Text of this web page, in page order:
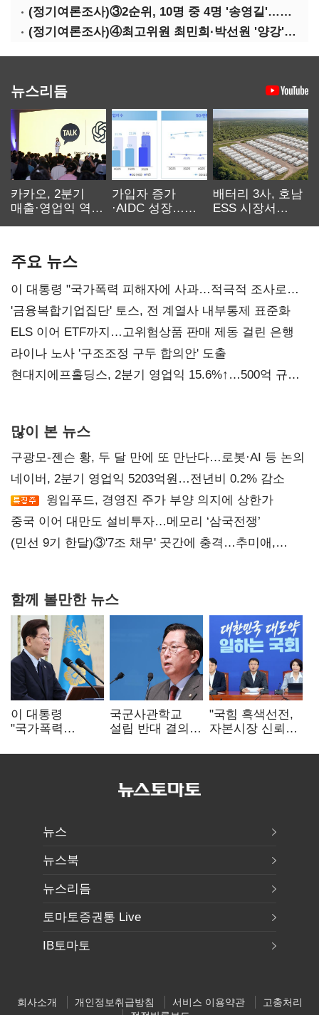
(정기여론조사)③2순위, 10명 중 4명 '송영길'…정청래 '한 자릿수'
(정기여론조사)④최고위원 최민희·박선원 '양강'…서미화·이성윤·임미애 뒤이어
뉴스리듬
카카오, 2분기
매출·영업익 역대
가입자 증가
·AIDC 성장…
배터리 3사, 호남
ESS 시장서
주요 뉴스
이 대통령 "국가폭력 피해자에 사과…적극적 조사로
진실 밝혀야"
'금융복합기업집단' 토스, 전 계열사 내부통제 표준화
ELS 이어 ETF까지…고위험상품 판매 제동 걸린 은행
라이나 노사 '구조조정 구두 합의안' 도출
현대지에프홀딩스, 2분기 영업익 15.6%↑…500억 규모
많이 본 뉴스
구광모-젠슨 황, 두 달 만에 또 만난다…로봇·AI 등 논의
네이버, 2분기 영업익 5203억원…전년비 0.2% 감소
윙입푸드, 경영진 주가 부양 의지에 상한가
중국 이어 대만도 설비투자…메모리 ‘삼국전쟁’
(민선 9기 한달)③'7조 채무' 곳간에 충격…추미애,
함께 볼만한 뉴스
이 대통령
"국가폭력
적극적 조사로
국군사관학교
설립 반대 결의안
"정치적 목적
"국힘 흑색선전,
자본시장 신뢰
경질하라"
뉴스
뉴스북
뉴스리듬
토마토증권통 Live
IB토마토
회사소개 개인정보취급방침 서비스 이용약관
고충처리